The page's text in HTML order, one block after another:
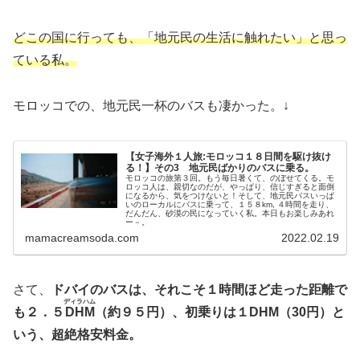
どこの国に行っても、「地元民の生活に触れたい」と思っ
ている私。
モロッコでの、地元民一杯のバスも凄かった。↓
【女子海外１人旅:モロッコ１８日間を駆け抜け
る！】その3 地元民ばかりのバスに乗る。
モロッコの旅第３回。もう毎日暑くて、のぼせてくる。モ
ロッコ人は、親切なのだが、やっぱり、信じすぎると面倒
になるから、気をつけないと！そして、地元民バスいっぱ
いのローカルにバスに乗って、１５８km, ４時間を走り、
だんだん、砂漠の民になっていく私。本日もお楽しみあれ
ー－。
mamacreamsoda.com 2022.02.19
さて、
ドバイのバスは、それこそ１時間ほど走った距離で
も２．５ DHM
ディラハム
（約９５円）、初乗りは１DHM（30円）と
いう、超絶格安料金。